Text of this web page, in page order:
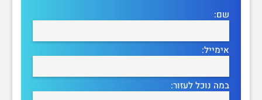
שם:
אימייל:
במה נוכל לעזור: